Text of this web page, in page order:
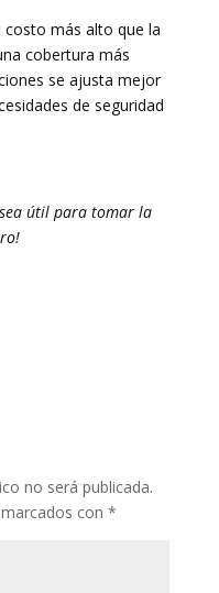
costo más alto que la
cobertura más
se ajusta mejor
de seguridad
útil para tomar la
no será publicada.
con *